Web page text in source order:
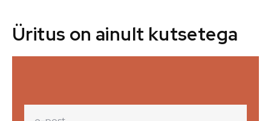
Üritus on ainult kutsetega